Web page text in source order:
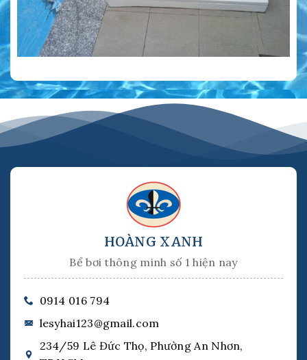
HOÀNG XANH
Bể bơi thông minh số 1 hiện nay
0914 016 794
lesyhai123@gmail.com
234/59 Lê Đức Thọ, Phường An Nhơn,